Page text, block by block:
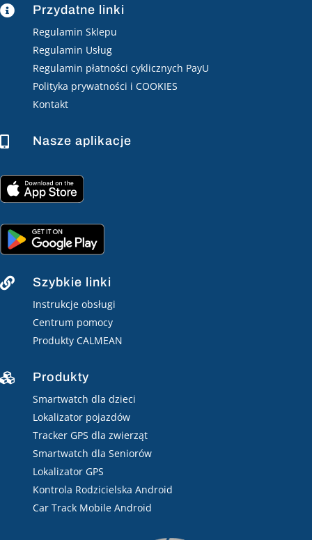
 Przydatne linki
Regulamin Sklepu
Regulamin Usług
Regulamin płatności cyklicznych PayU
Polityka prywatności i COOKIES
Kontakt
 Nasze aplikacje
 Szybkie linki
Instrukcje obsługi
Centrum pomocy
Produkty CALMEAN
 Produkty
Smartwatch dla dzieci
Lokalizator pojazdów
Tracker GPS dla zwierząt
Smartwatch dla Seniorów
Lokalizator GPS
Kontrola Rodzicielska Android
Car Track Mobile Android